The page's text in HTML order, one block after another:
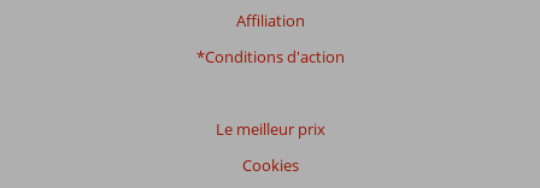
Affiliation
*Conditions d'action
Le meilleur prix
Cookies